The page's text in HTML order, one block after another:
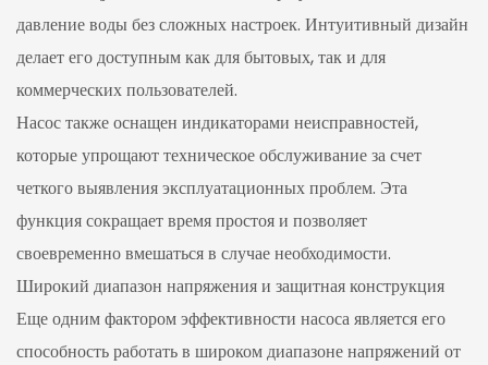
давление воды без сложных настроек. Интуитивный дизайн
делает его доступным как для бытовых, так и для
коммерческих пользователей.
Насос также оснащен индикаторами неисправностей,
которые упрощают техническое обслуживание за счет
четкого выявления эксплуатационных проблем. Эта
функция сокращает время простоя и позволяет
своевременно вмешаться в случае необходимости.
Широкий диапазон напряжения и защитная конструкция
Еще одним фактором эффективности насоса является его
способность работать в широком диапазоне напряжений от